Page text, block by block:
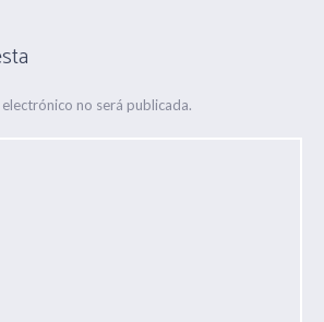
no será publicada.